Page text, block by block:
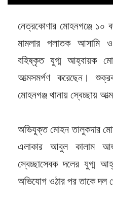
নেত্রকোণার মোহনগঞ্জে ১০
মামলার পলাতক আসামি
বহিষ্কৃত যুগ্ম আহ্বায়ক
আত্মসমর্পণ করেছেন।
মোহনগঞ্জ থানায় স্বেচ্ছায়
অভিযুক্ত মোহন তালুকদার
এলাকার আবুল কালাম
স্বেচ্ছাসেবক দলের যুগ্ম
অভিযোগ ওঠার পর তাকে দল